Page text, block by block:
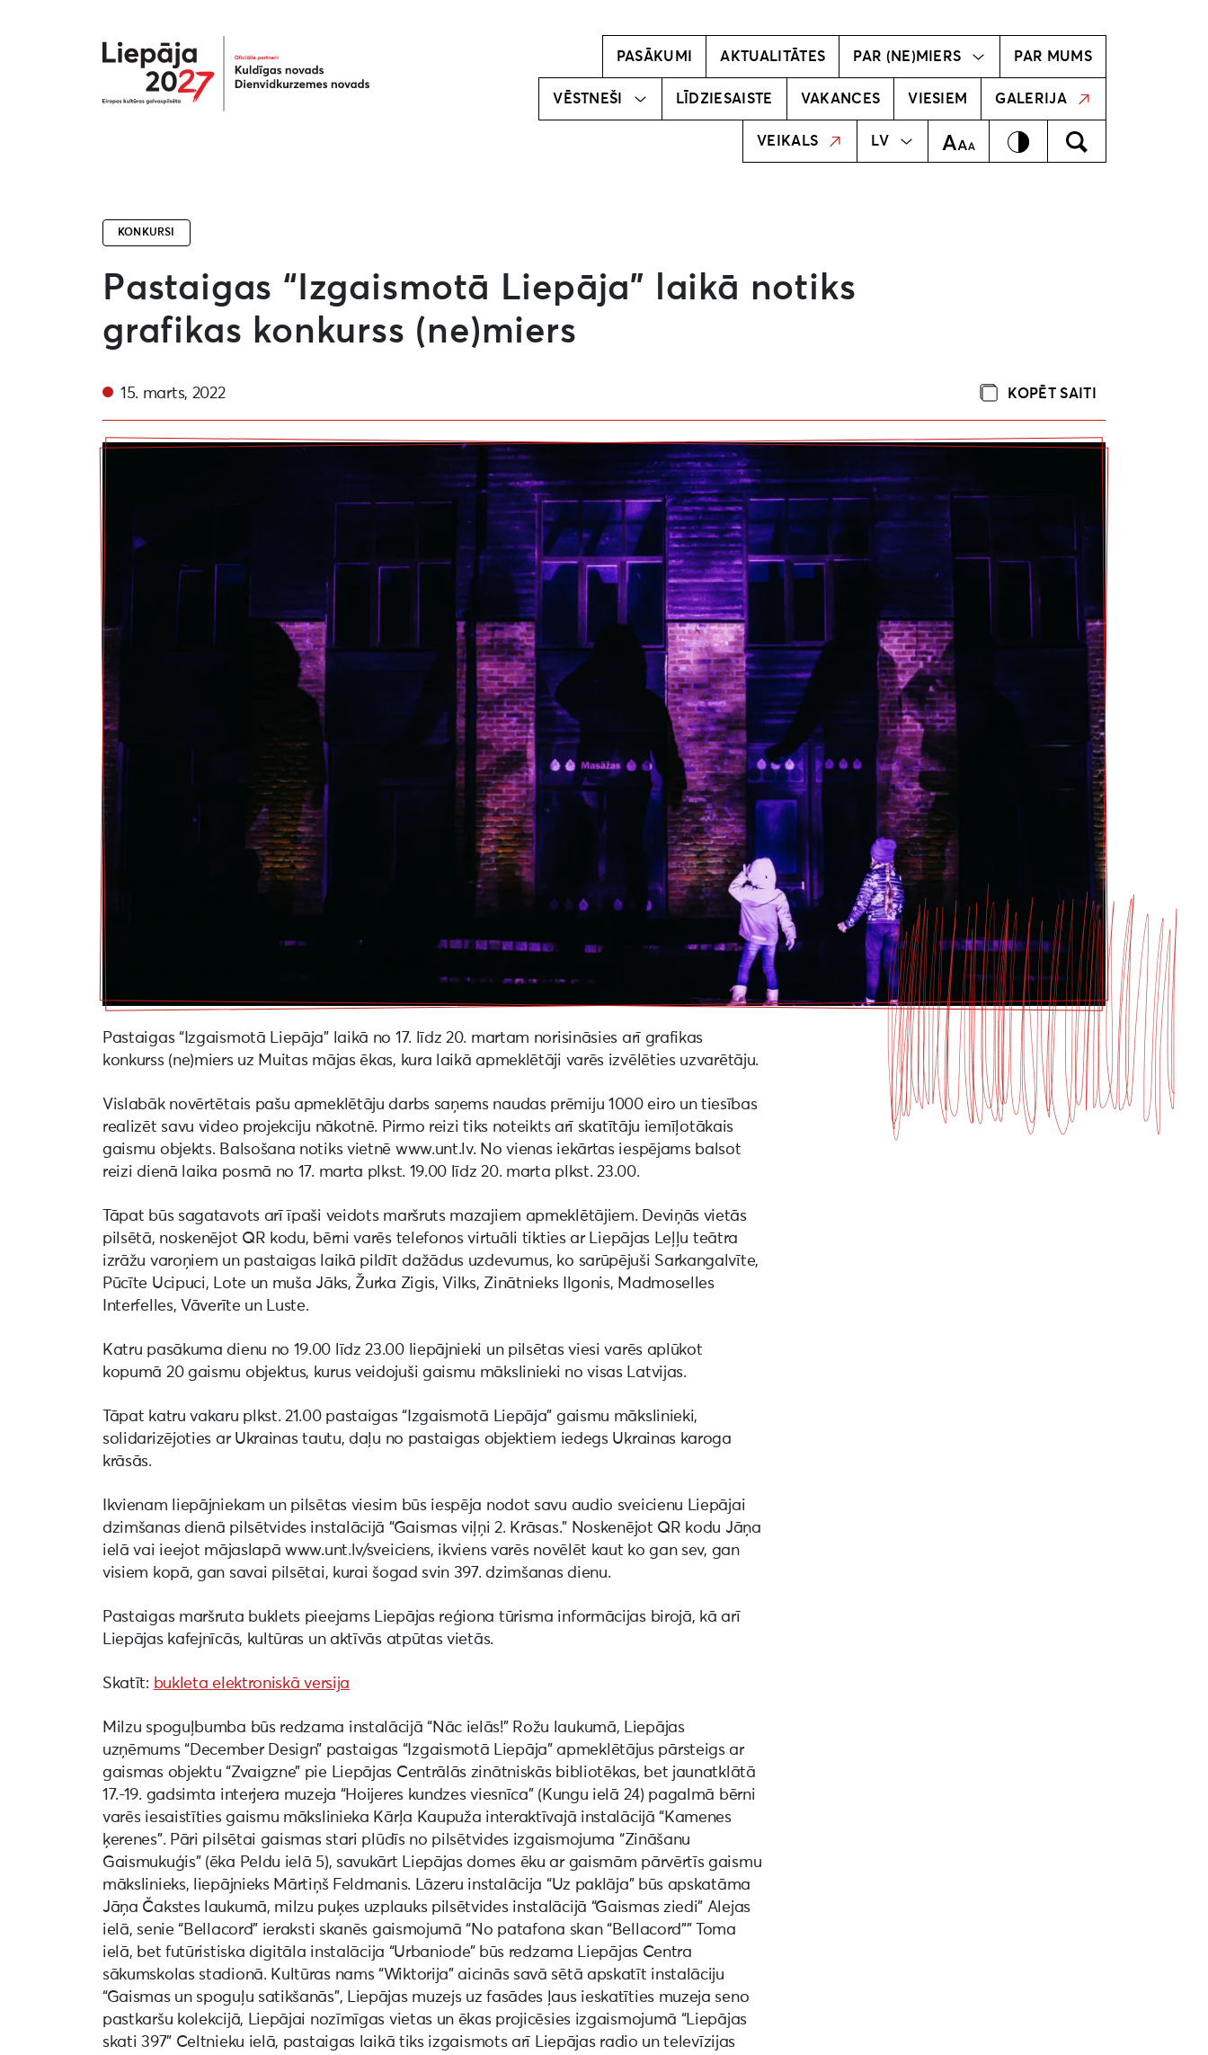
Liepāja2027
PASĀKUMI AKTUALITĀTES PAR (NE)MIERS
Radošā komanda PAR MUMS
VĒSTNEŠI
vēstnesi!
Mūsu
vēstneši
LĪDZIESAISTE VAKANCES VIESIEM GALERIJA
VEIKALS LV
EN Teksta izmērsKontrastsMeklēt
MEKLĒT
KONKURSI
Pastaigas “Izgaismotā Liepāja” laikā notiks
grafikas konkurss (ne)miers
15. marts, 2022 KOPĒT SAITI
Pastaigas “Izgaismotā Liepāja” laikā no 17. līdz 20. martam norisināsies arī grafikas
konkurss (ne)miers uz Muitas mājas ēkas, kura laikā apmeklētāji varēs izvēlēties uzvarētāju.
Vislabāk novērtētais pašu apmeklētāju darbs saņems naudas prēmiju 1000 eiro un tiesības
realizēt savu video projekciju nākotnē. Pirmo reizi tiks noteikts arī skatītāju iemīļotākais
gaismu objekts. Balsošana notiks vietnē www.unt.lv. No vienas iekārtas iespējams balsot
reizi dienā laika posmā no 17. marta plkst. 19.00 līdz 20. marta plkst. 23.00.
Tāpat būs sagatavots arī īpaši veidots maršruts mazajiem apmeklētājiem. Deviņās vietās
pilsētā, noskenējot QR kodu, bērni varēs telefonos virtuāli tikties ar Liepājas Leļļu teātra
izrāžu varoņiem un pastaigas laikā pildīt dažādus uzdevumus, ko sarūpējuši Sarkangalvīte,
Pūcīte Ucipuci, Lote un muša Jāks, Žurka Zigis, Vilks, Zinātnieks Ilgonis, Madmoselles
Interfelles, Vāverīte un Luste.
Katru pasākuma dienu no 19.00 līdz 23.00 liepājnieki un pilsētas viesi varēs aplūkot
kopumā 20 gaismu objektus, kurus veidojuši gaismu mākslinieki no visas Latvijas.
Tāpat katru vakaru plkst. 21.00 pastaigas “Izgaismotā Liepāja” gaismu mākslinieki,
solidarizējoties ar Ukrainas tautu, daļu no pastaigas objektiem iedegs Ukrainas karoga
krāsās.
Ikvienam liepājniekam un pilsētas viesim būs iespēja nodot savu audio sveicienu Liepājai
dzimšanas dienā pilsētvides instalācijā “Gaismas viļņi 2. Krāsas.” Noskenējot QR kodu Jāņa
ielā vai ieejot mājaslapā www.unt.lv/sveiciens, ikviens varēs novēlēt kaut ko gan sev, gan
visiem kopā, gan savai pilsētai, kurai šogad svin 397. dzimšanas dienu.
Pastaigas maršruta buklets pieejams Liepājas reģiona tūrisma informācijas birojā, kā arī
Liepājas kafejnīcās, kultūras un aktīvās atpūtas vietās.
Skatīt: bukleta elektroniskā versija
Milzu spoguļbumba būs redzama instalācijā “Nāc ielās!” Rožu laukumā, Liepājas
uzņēmums “December Design” pastaigas “Izgaismotā Liepāja” apmeklētājus pārsteigs ar
gaismas objektu “Zvaigzne” pie Liepājas Centrālās zinātniskās bibliotēkas, bet jaunatklātā
17.-19. gadsimta interjera muzeja “Hoijeres kundzes viesnīca” (Kungu ielā 24) pagalmā bērni
varēs iesaistīties gaismu mākslinieka Kārļa Kaupuža interaktīvajā instalācijā “Kamenes
ķerenes”. Pāri pilsētai gaismas stari plūdīs no pilsētvides izgaismojuma “Zināšanu
Gaismukuģis” (ēka Peldu ielā 5), savukārt Liepājas domes ēku ar gaismām pārvērtīs gaismu
mākslinieks, liepājnieks Mārtiņš Feldmanis. Lāzeru instalācija “Uz paklāja” būs apskatāma
Jāņa Čakstes laukumā, milzu puķes uzplauks pilsētvides instalācijā “Gaismas ziedi” Alejas
ielā, senie “Bellacord” ieraksti skanēs gaismojumā “No patafona skan “Bellacord”” Toma
ielā, bet futūristiska digitāla instalācija “Urbaniode” būs redzama Liepājas Centra
sākumskolas stadionā. Kultūras nams “Wiktorija” aicinās savā sētā apskatīt instalāciju
“Gaismas un spoguļu satikšanās”, Liepājas muzejs uz fasādes ļaus ieskatīties muzeja seno
pastkaršu kolekcijā, Liepājai nozīmīgas vietas un ēkas projicēsies izgaismojumā “Liepājas
skati 397” Celtnieku ielā, pastaigas laikā tiks izgaismots arī Liepājas radio un televīzijas